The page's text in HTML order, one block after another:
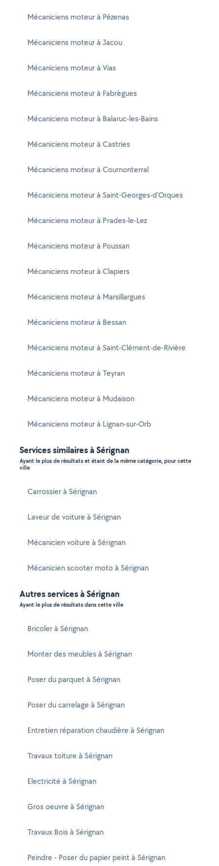
Mécaniciens moteur à Pézenas
Mécaniciens moteur à Jacou
Mécaniciens moteur à Vias
Mécaniciens moteur à Fabrègues
Mécaniciens moteur à Balaruc-les-Bains
Mécaniciens moteur à Castries
Mécaniciens moteur à Cournonterral
Mécaniciens moteur à Saint-Georges-d'Orques
Mécaniciens moteur à Prades-le-Lez
Mécaniciens moteur à Poussan
Mécaniciens moteur à Clapiers
Mécaniciens moteur à Marsillargues
Mécaniciens moteur à Bessan
Mécaniciens moteur à Saint-Clément-de-Rivière
Mécaniciens moteur à Teyran
Mécaniciens moteur à Mudaison
Mécaniciens moteur à Lignan-sur-Orb
Services similaires à Sérignan
Ayant le plus de résultats et étant de la même catégorie, pour cette
ville
Carrossier à Sérignan
Laveur de voiture à Sérignan
Mécanicien voiture à Sérignan
Mécanicien scooter moto à Sérignan
Autres services à Sérignan
Ayant le plus de résultats dans cette ville
Bricoler à Sérignan
Monter des meubles à Sérignan
Poser du parquet à Sérignan
Poser du carrelage à Sérignan
Entretien réparation chaudière à Sérignan
Travaux toiture à Sérignan
Electricité à Sérignan
Gros oeuvre à Sérignan
Travaux Bois à Sérignan
Peindre - Poser du papier peint à Sérignan